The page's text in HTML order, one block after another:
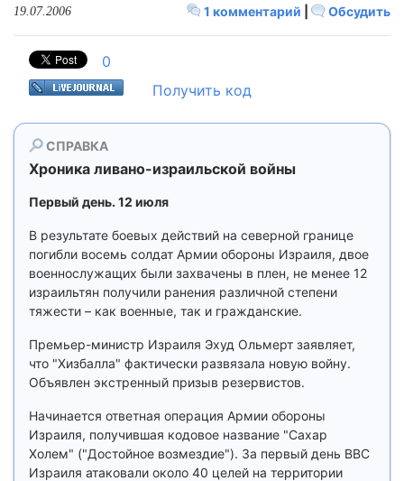
1 комментарий Обсудить
19.07.2006
0
Получить код
СПРАВКА
Хроника ливано-израильской войны
Первый день. 12 июля
В результате боевых действий на северной границе
погибли восемь солдат Армии обороны Израиля, двое
военнослужащих были захвачены в плен, не менее 12
израильтян получили ранения различной степени
тяжести – как военные, так и гражданские.
Премьер-министр Израиля Эхуд Ольмерт заявляет,
что "Хизбалла" фактически развязала новую войну.
Объявлен экстренный призыв резервистов.
Начинается ответная операция Армии обороны
Израиля, получившая кодовое название "Сахар
Холем" ("Достойное возмездие"). За первый день ВВС
Израиля атаковали около 40 целей на территории